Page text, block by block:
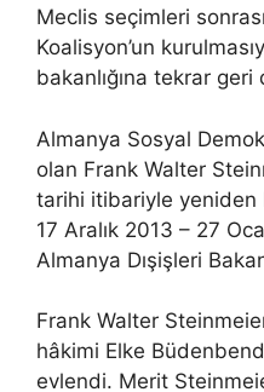
Meclis seçimleri
Koalisyon’un
bakanlığına tekrar geri
Almanya Sosyal
olan Frank Walter
tarihi itibariyle yeniden
17 Aralık 2013 – 27
Almanya Dışişleri
Frank Walter
hâkimi Elke
evlendi. Merit